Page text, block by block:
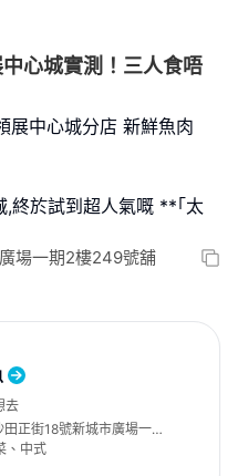
心城實測！三人食唔
展中心城分店 新鮮魚肉
,終於試到超人氣嘅 **｢太
場一期2樓249號舖
去
正街18號新城市廣場一期2
、中式